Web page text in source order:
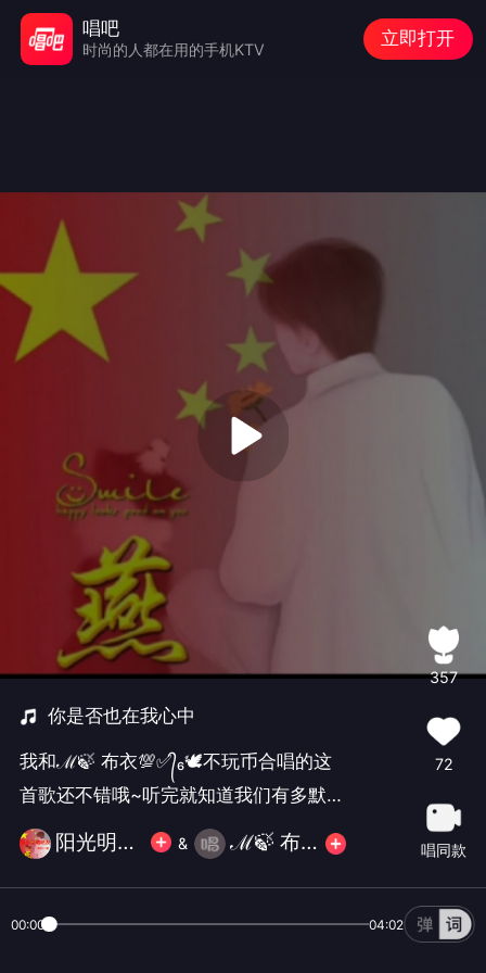
你是否也在我心中
我和ℳ🍃 布衣💯✅᭄₆🕊不玩币合唱的这
首歌还不错哦~听完就知道我们有多默
阳光明媚姐🐉💯✅᭄₆🕊❤️ & ℳ🍃 布衣💯✅᭄₆🕊不玩币
357
72
唱同款
00:00 04:02
唱吧
时尚的人都在用的手机KTV
立即打开